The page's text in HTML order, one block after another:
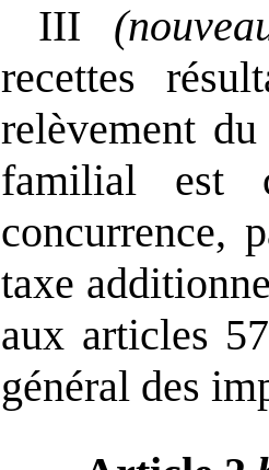
III
recettes
relèvement
familial est
concurrence,
taxe
aux articles
général des